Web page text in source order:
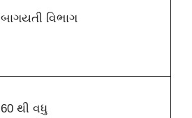
બાગયતી વિભાગ
60 થી વધુ